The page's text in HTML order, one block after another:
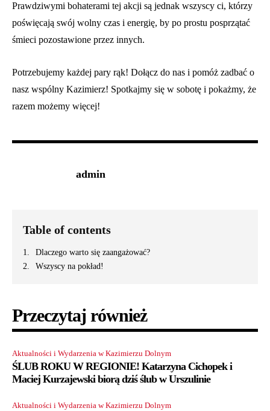
Prawdziwymi bohaterami tej akcji są jednak wszyscy ci, którzy
poświęcają swój wolny czas i energię, by po prostu posprzątać
śmieci pozostawione przez innych.
Potrzebujemy każdej pary rąk! Dołącz do nas i pomóż zadbać o
nasz wspólny Kazimierz! Spotkajmy się w sobotę i pokażmy, że
razem możemy więcej!
admin
Table of contents
Dlaczego warto się zaangażować?
Wszyscy na pokład!
Przeczytaj również
Aktualności i Wydarzenia w Kazimierzu Dolnym
ŚLUB ROKU W REGIONIE! Katarzyna Cichopek i
Maciej Kurzajewski biorą dziś ślub w Urszulinie
Aktualności i Wydarzenia w Kazimierzu Dolnym